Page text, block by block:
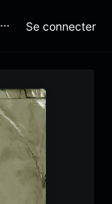
⋯ Se connecter